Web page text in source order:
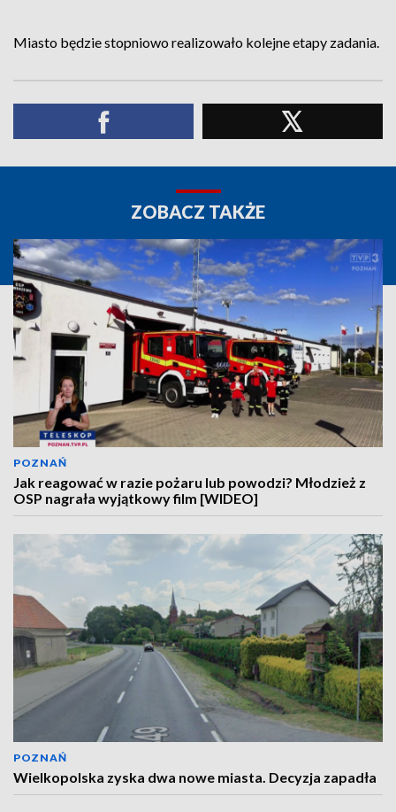
Miasto będzie stopniowo realizowało kolejne etapy zadania.
ZOBACZ TAKŻE
POZNAŃ
Jak reagować w razie pożaru lub powodzi? Młodzież z
OSP nagrała wyjątkowy film [WIDEO]
POZNAŃ
Wielkopolska zyska dwa nowe miasta. Decyzja zapadła